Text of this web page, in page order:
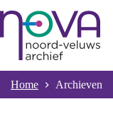
naar
inhoud
Home Archieven